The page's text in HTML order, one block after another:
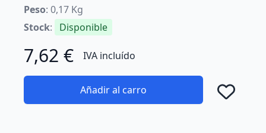
Peso: 0,17 Kg
Stock: Disponible
7,62 € IVA incluído
Añadir al carro